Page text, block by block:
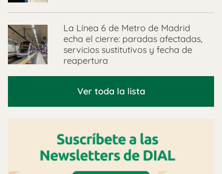
La Línea 6 de Metro de Madrid
echa el cierre: paradas afectadas,
servicios sustitutivos y fecha de
reapertura
Ver toda la lista